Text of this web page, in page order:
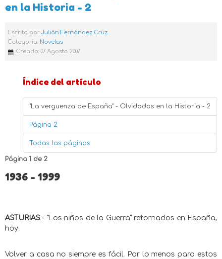
en la Historia - 2
Escrito por Julián Fernández Cruz
Categoría: Novelas
Creado: 07 Agosto 2007
Índice del artículo
"La verguenza de España" - Olvidados en la Historia - 2
Página 2
Todas las páginas
Página 1 de 2
1936 - 1999
ASTURIAS.- "Los niños de la Guerra" retornados en España,
hoy.
Volver a casa no siempre es fácil. Por lo menos para estos